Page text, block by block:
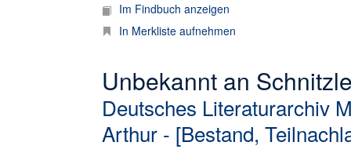
Im Findbuch anzeigen
In Merkliste aufnehmen
Unbekannt an
Deutsches Literaturarchiv
Arthur - [Bestand,